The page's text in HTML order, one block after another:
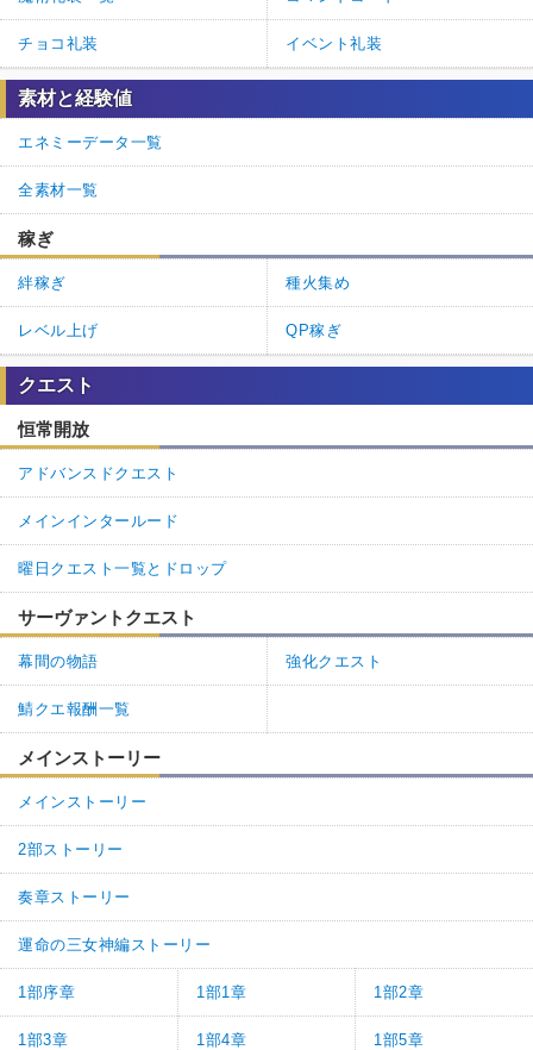
チョコ礼装 イベント礼装
素材と経験値
エネミーデータ一覧
全素材一覧
稼ぎ
絆稼ぎ 種火集め
レベル上げ QP稼ぎ
クエスト
恒常開放
アドバンスドクエスト
メインインタールード
曜日クエスト一覧とドロップ
サーヴァントクエスト
幕間の物語 強化クエスト
鯖クエ報酬一覧
メインストーリー
メインストーリー
2部ストーリー
奏章ストーリー
運命の三女神編ストーリー
1部序章 1部1章 1部2章
1部3章 1部4章 1部5章